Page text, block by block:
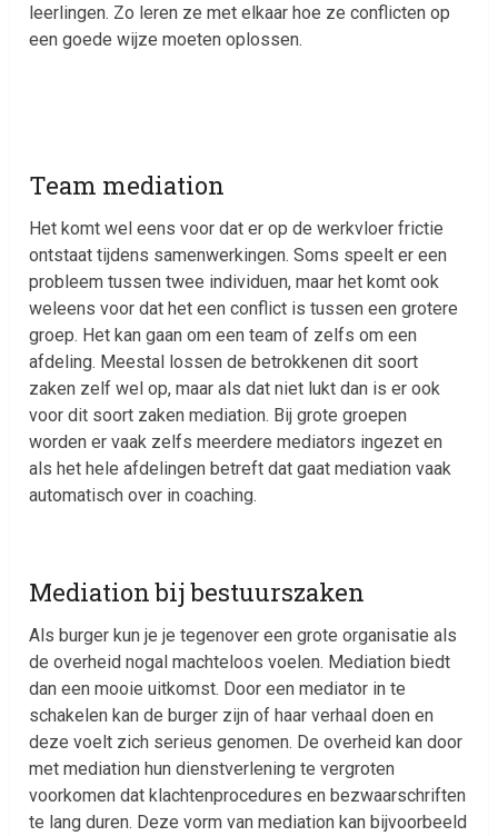
leerlingen. Zo leren ze met elkaar hoe ze conflicten op
een goede wijze moeten oplossen.
Team mediation
Het komt wel eens voor dat er op de werkvloer frictie
ontstaat tijdens samenwerkingen. Soms speelt er een
probleem tussen twee individuen, maar het komt ook
weleens voor dat het een conflict is tussen een grotere
groep. Het kan gaan om een team of zelfs om een
afdeling. Meestal lossen de betrokkenen dit soort
zaken zelf wel op, maar als dat niet lukt dan is er ook
voor dit soort zaken mediation. Bij grote groepen
worden er vaak zelfs meerdere mediators ingezet en
als het hele afdelingen betreft dat gaat mediation vaak
automatisch over in coaching.
Mediation bij bestuurszaken
Als burger kun je je tegenover een grote organisatie als
de overheid nogal machteloos voelen. Mediation biedt
dan een mooie uitkomst. Door een mediator in te
schakelen kan de burger zijn of haar verhaal doen en
deze voelt zich serieus genomen. De overheid kan door
met mediation hun dienstverlening te vergroten
voorkomen dat klachtenprocedures en bezwaarschriften
te lang duren. Deze vorm van mediation kan bijvoorbeeld